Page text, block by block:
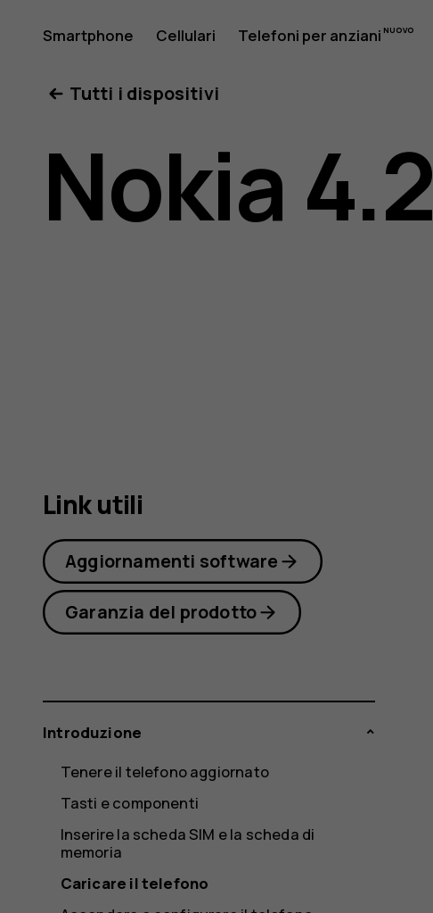
Manuale
d’uso
del
Smartphone Cellulari Telefoni per anziani
Tutti i dispositivi
Nokia 4.2
Link utili
Aggiornamenti software
Garanzia del prodotto
Introduzione
Tenere il telefono aggiornato
Tasti e componenti
Inserire la scheda SIM e la scheda di
memoria
Caricare il telefono